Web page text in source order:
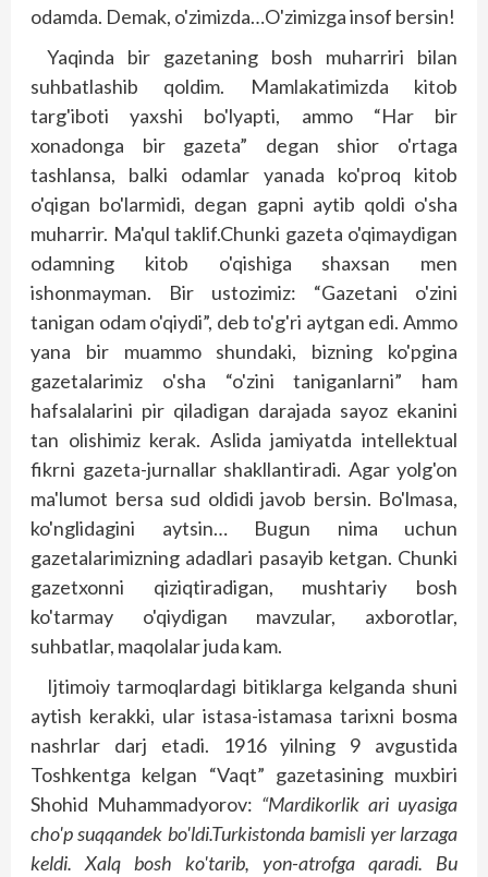
odamda. Demak, o'zimizda…O'zimizga insof bersin!
Yaqinda bir gazetaning bosh muharriri bilan
suhbatlashib qoldim. Mamlakatimizda kitob
targ'iboti yaxshi bo'lyapti, ammo “Har bir
xonadonga bir gazeta” degan shior o'rtaga
tashlansa, balki odamlar yanada ko'proq kitob
o'qigan bo'larmidi, degan gapni aytib qoldi o'sha
muharrir. Ma'qul taklif.Chunki gazeta o'qimaydigan
odamning kitob o'qishiga shaxsan men
ishonmayman. Bir ustozimiz: “Gazetani o'zini
tanigan odam o'qiydi”, deb to'g'ri aytgan edi. Ammo
yana bir muammo shundaki, bizning ko'pgina
gazetalarimiz o'sha “o'zini taniganlarni” ham
hafsalalarini pir qiladigan darajada sayoz ekanini
tan olishimiz kerak. Aslida jamiyatda intellektual
fikrni gazeta-jurnallar shakllantiradi. Agar yolg'on
ma'lumot bersa sud oldidi javob bersin. Bo'lmasa,
ko'nglidagini ayt­sin… Bugun nima uchun
gazetalarimizning adadlari pasayib ketgan. Chunki
gazetxonni qiziqtiradigan, mushtariy bosh
ko'tarmay o'qiydigan mavzular, axborotlar,
suhbatlar, maqolalar juda kam.
Ijtimoiy tarmoqlardagi bitiklarga kelganda shuni
aytish kerakki, ular istasa-istamasa tarixni bosma
nashrlar darj etadi. 1916 yilning 9 avgus­tida
Toshkentga kelgan “Vaqt” gazetasining muxbiri
Shohid Muhammadyorov: “Mardikorlik ari uyasiga
cho'p suqqandek bo'ldi.Turkistonda bamisli yer larzaga
keldi. Xalq bosh ko'tarib, yon-at­rofga qaradi. Bu